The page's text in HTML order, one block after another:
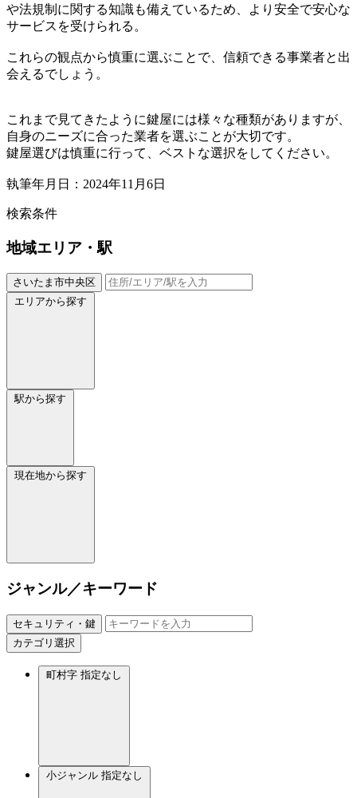
や法規制に関する知識も備えているため、より安全で安心な
サービスを受けられる。
これらの観点から慎重に選ぶことで、信頼できる事業者と出
会えるでしょう。
これまで見てきたように鍵屋には様々な種類がありますが、
自身のニーズに合った業者を選ぶことが大切です。
鍵屋選びは慎重に行って、ベストな選択をしてください。
執筆年月日：2024年11月6日
検索条件
地域エリア・駅
さいたま市中央区
エリアから探す
駅から探す
現在地から探す
ジャンル／キーワード
セキュリティ・鍵
カテゴリ選択
町村字 指定なし
小ジャンル 指定なし